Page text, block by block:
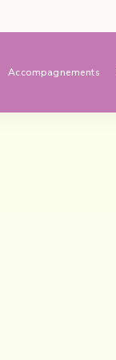
Accompagnements